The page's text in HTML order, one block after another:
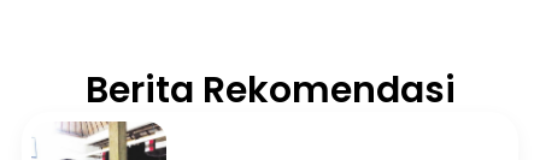
Berita Rekomendasi